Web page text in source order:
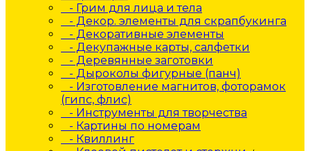
- Грим для лица и тела
- Декор. элементы для скрапбукинга
- Декоративные элементы
- Декупажные карты, салфетки
- Деревянные заготовки
- Дыроколы фигурные (панч)
- Изготовление магнитов, фоторамок
(гипс, флис)
- Инструменты для творчества
- Картины по номерам
- Квиллинг